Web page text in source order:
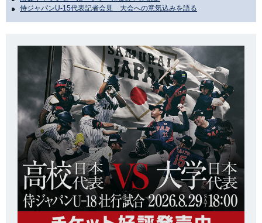
侍ジャパンU-15代表記者会見 大会への意気込みを語る